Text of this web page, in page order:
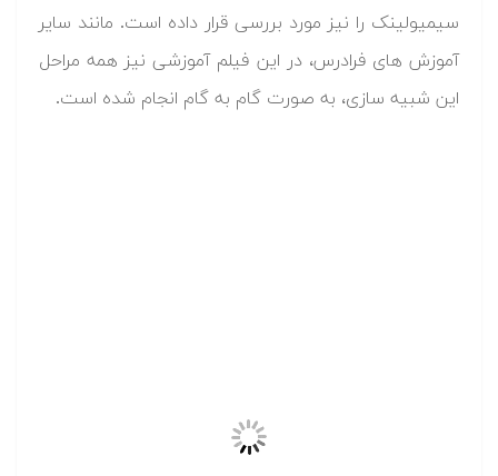
سیمیولینک را نیز مورد بررسی قرار داده است. مانند سایر
آموزش های فرادرس، در این فیلم آموزشی نیز همه مراحل
این شبیه سازی، به صورت گام به گام انجام شده است.